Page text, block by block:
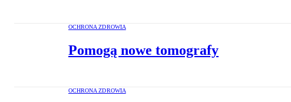
OCHRONA ZDROWIA
Pomogą nowe tomografy
OCHRONA ZDROWIA